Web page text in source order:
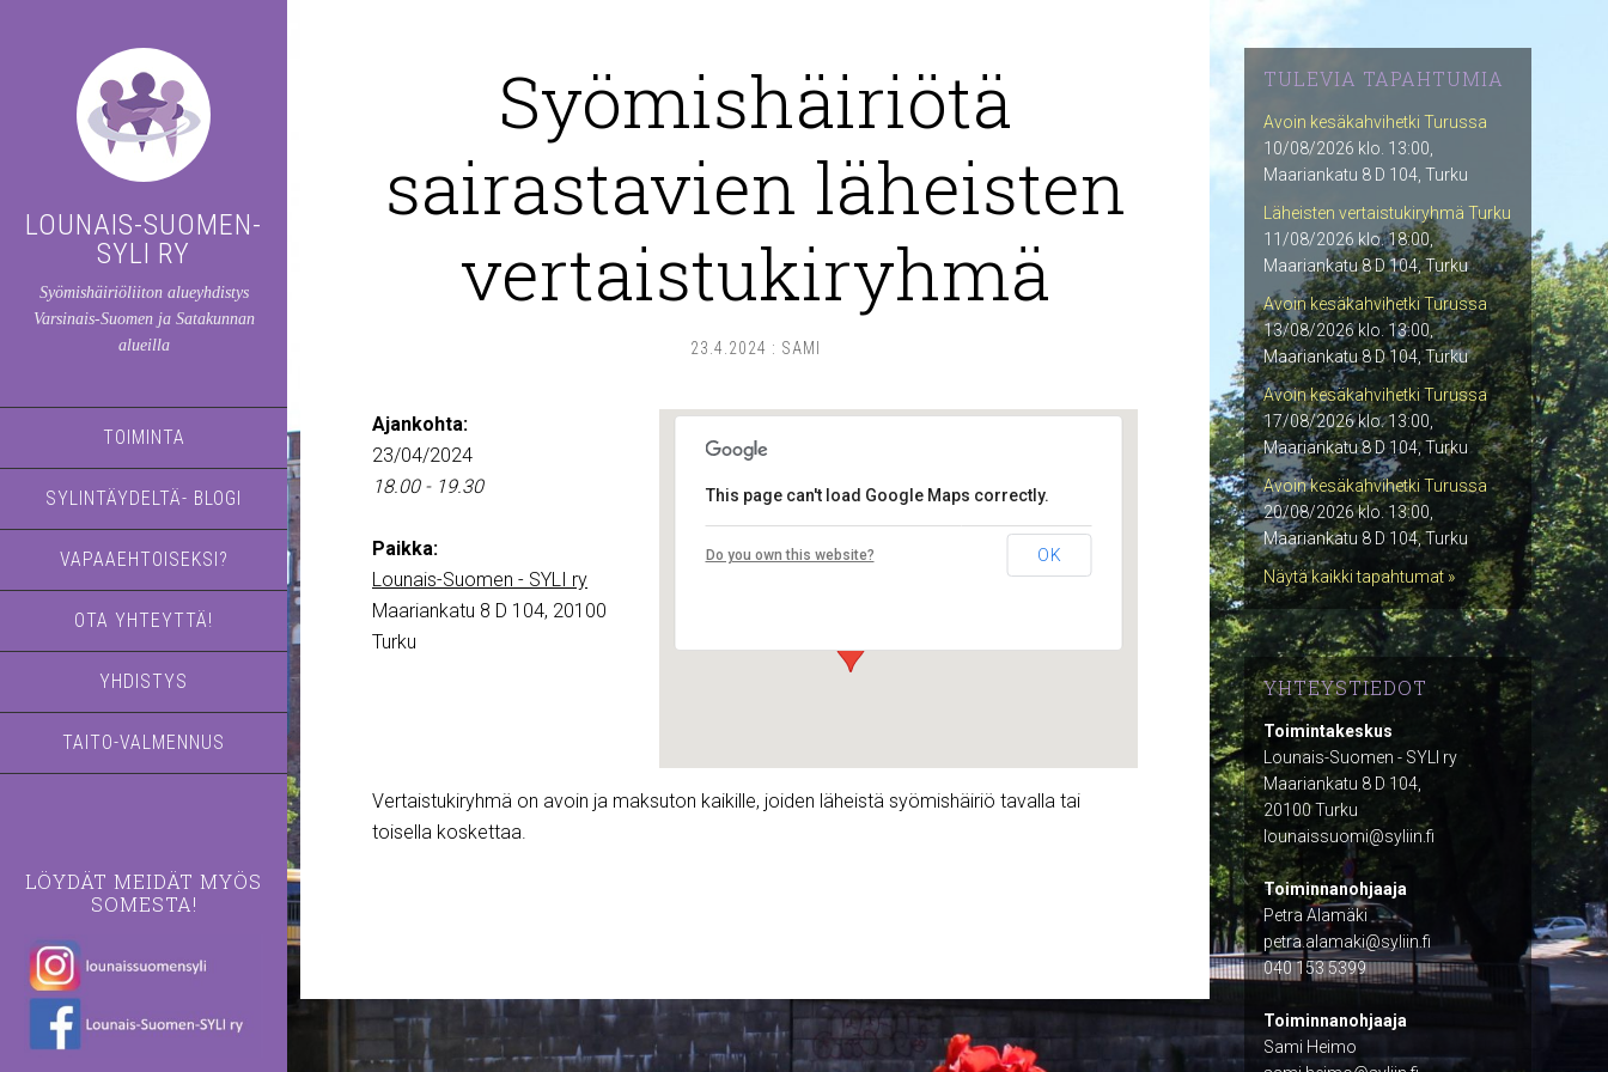
LOUNAIS-SUOMEN-
SYLI RY
Syömishäiriöliiton alueyhdistys
Varsinais-Suomen ja Satakunnan
alueilla
TOIMINTA
SYLINTÄYDELTÄ- BLOGI
VAPAAEHTOISEKSI?
OTA YHTEYTTÄ!
YHDISTYS
TAITO-VALMENNUS
LÖYDÄT MEIDÄT MYÖS
SOMESTA!
Syömishäiriötä
sairastavien läheisten
vertaistukiryhmä
23.4.2024 : SAMI
Lounais-Suomen – SYLI ry
Maariankatu 8 D 104 - Turku
This page can't load Google Maps correctly.
Do you own this website? OK
Ajankohta:
23/04/2024
18.00 - 19.30
Paikka:
Lounais-Suomen - SYLI ry
Maariankatu 8 D 104, 20100
Turku
Vertaistukiryhmä on avoin ja maksuton kaikille, joiden läheistä syömishäiriö tavalla tai
toisella koskettaa.
TULEVIA TAPAHTUMIA
Avoin kesäkahvihetki Turussa
10/08/2026 klo. 13:00,
Maariankatu 8 D 104, Turku
Läheisten vertaistukiryhmä Turku
11/08/2026 klo. 18:00,
Maariankatu 8 D 104, Turku
Avoin kesäkahvihetki Turussa
13/08/2026 klo. 13:00,
Maariankatu 8 D 104, Turku
Avoin kesäkahvihetki Turussa
17/08/2026 klo. 13:00,
Maariankatu 8 D 104, Turku
Avoin kesäkahvihetki Turussa
20/08/2026 klo. 13:00,
Maariankatu 8 D 104, Turku
Näytä kaikki tapahtumat »
YHTEYSTIEDOT
Toimintakeskus
Lounais-Suomen - SYLI ry
Maariankatu 8 D 104,
20100 Turku
lounaissuomi@syliin.fi
Toiminnanohjaaja
Petra Alamäki
petra.alamaki@syliin.fi
040 153 5399
Toiminnanohjaaja
Sami Heimo